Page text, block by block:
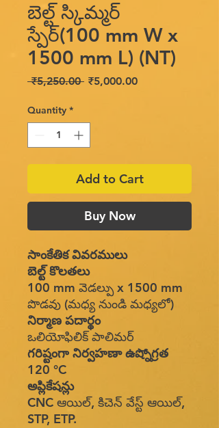
బెల్ట్ స్కిమ్మర్
స్పేర్(100 mm W x
1500 mm L) (NT)
₹5,250.00 Regular
₹5,000.00Sale
Quantity *
Add to Cart
Buy Now
సాంకేతిక వివరములు
బెల్ట్ కొలతలు
100 mm వెడల్పు x 1500 mm
పొడవు (మధ్య నుండి మధ్యలో)
నిర్మాణ పదార్థం
ఒలియోఫిలిక్ పాలిమర్
గరిష్టంగా నిర్వహణా ఉష్నోగ్రత
120 °C
అప్లికేషన్లు
CNC ఆయిల్, కిచెన్ వేస్ట్ ఆయిల్,
STP, ETP.